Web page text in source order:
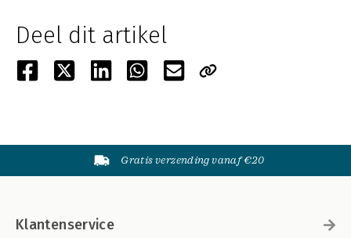
Deel dit artikel
Gratis verzending vanaf €20
Klantenservice